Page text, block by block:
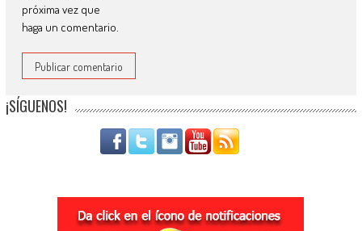
próxima vez que
haga un comentario.
¡SÍGUENOS!